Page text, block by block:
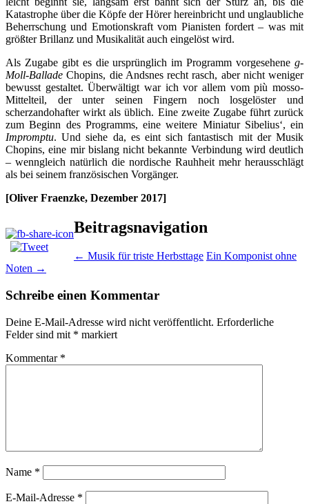
Katastrophe über die Köpfe der Hörer hereinbricht und unglaubliche
Beherrschung und Emotionskraft vom Pianisten fordert – was mit
größter Brillanz und Musikalität auch eingelöst wird.
Als Zugabe gibt es die ursprünglich im Programm vorgesehene g-
Moll-Ballade Chopins, die Andsnes recht rasch, aber nicht weniger
bewusst gestaltet. Überwältigt war ich vor allem vom più mosso-
Mittelteil, der unter seinen Fingern noch losgelöster und
scherzandohafter wirkt als üblich. Eine zweite Zugabe führt zurück
zum Beginn des Programms, eine weitere Miniatur Sibelius‘, ein
Impromptu. Und siehe da, es eint sich fantastisch mit der Musik
Chopins, eine mir bislang nicht bekannte Verbindung wird deutlich
– wenngleich natürlich die nordische Rauhheit mehr herausschlägt
als bei seinem französischen Vorgänger.
[Oliver Fraenzke, Dezember 2017]
Beitragsnavigation
← Musik für triste Herbsttage Ein Komponist ohne
Noten →
Schreibe einen Kommentar
Deine E-Mail-Adresse wird nicht veröffentlicht. Erforderliche
Felder sind mit * markiert
Kommentar *
Name *
E-Mail-Adresse *